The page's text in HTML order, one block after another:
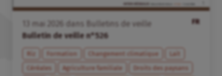
FR
mai dans
Bulletins de veille
Bulletin de veille n°526
Riz Formation Changement climatique
Lait
Céréales
Agriculture familiale
Droits des paysans